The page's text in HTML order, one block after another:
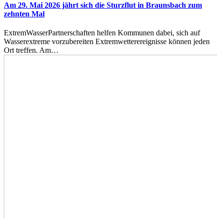
Am 29. Mai 2026 jährt sich die Sturzflut in Braunsbach zum
zehnten Mal
ExtremWasserPartnerschaften helfen Kommunen dabei, sich auf
Wasserextreme vorzubereiten Extremwetterereignisse können jeden
Ort treffen. Am…